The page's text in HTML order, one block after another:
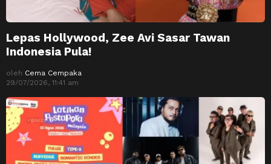
Lepas Hollywood, Zee Avi Sasar Tawan
Indonesia Pula!
oleh Cema Cempaka
29/07/2026, 11:41 am